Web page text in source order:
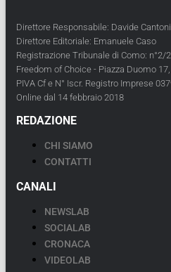
Direttore Responsabile: Davide Cantoni
Direttore Editoriale: Emanuele Caso
Registrazione Tribunale di Como: n°2/
Freedom of Choice - Piazza Duomo
PIVA Cf e N° Iscr. Registro Imprese
Online dal 14 febbraio 2018
REDAZIONE
CHI SIAMO
CONTATTI
CANALI
NEWSLAB
SOCIALAB
CRONACA
VIDEOLAB